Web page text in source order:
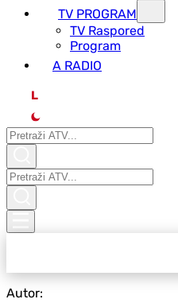
TV PROGRAM
ТV Raspored
Program
A RADIO
L
Autor: